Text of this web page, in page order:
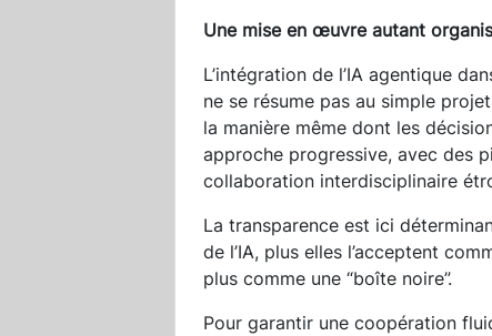
Une mise en œuvre autant
L’intégration de l’IA agentique
ne se résume pas au simple
la manière même dont les
approche progressive, avec des
collaboration interdisciplinaire
La transparence est ici
de l’IA, plus elles l’acceptent
plus comme une “boîte noire”.
Pour garantir une coopération